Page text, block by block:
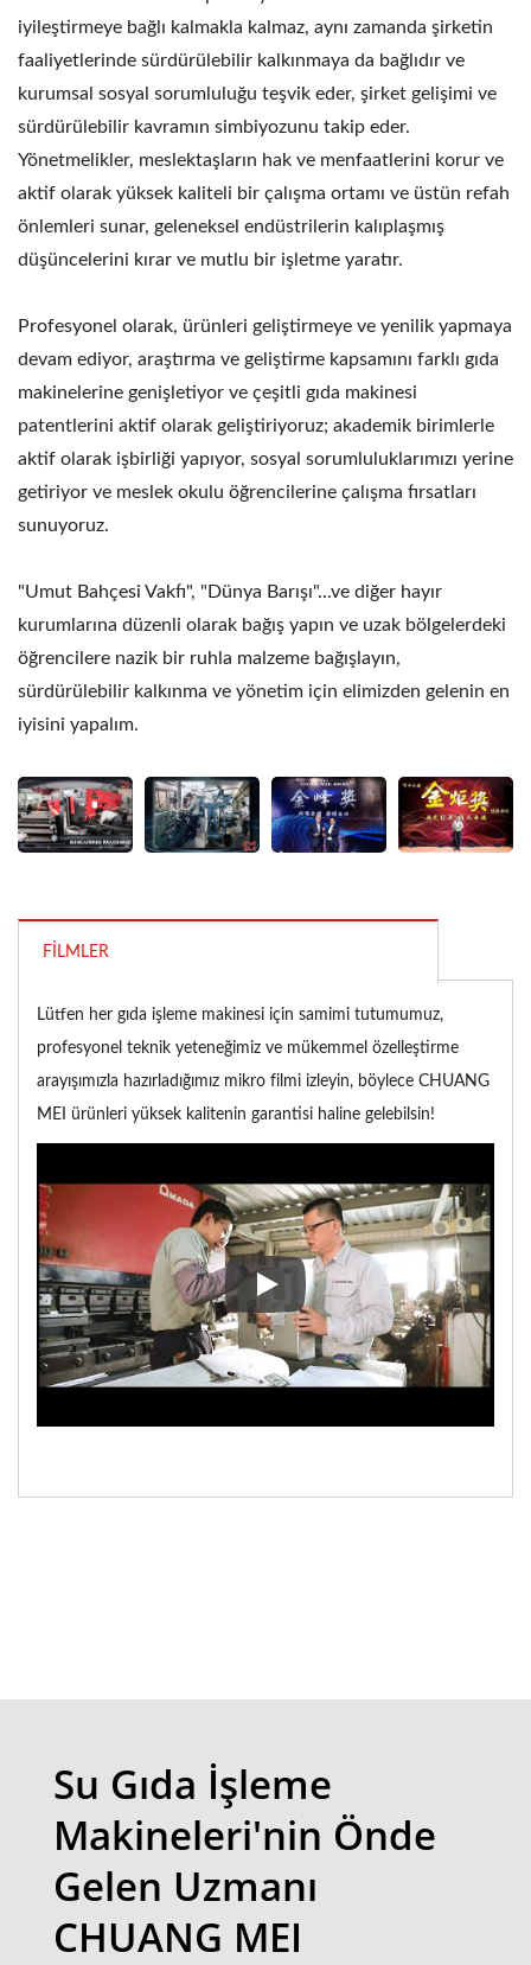
iyileştirmeye bağlı kalmakla kalmaz, aynı zamanda şirketin
faaliyetlerinde sürdürülebilir kalkınmaya da bağlıdır ve
kurumsal sosyal sorumluluğu teşvik eder, şirket gelişimi ve
sürdürülebilir kavramın simbiyozunu takip eder.
Yönetmelikler, meslektaşların hak ve menfaatlerini korur ve
aktif olarak yüksek kaliteli bir çalışma ortamı ve üstün refah
önlemleri sunar, geleneksel endüstrilerin kalıplaşmış
düşüncelerini kırar ve mutlu bir işletme yaratır.
Profesyonel olarak, ürünleri geliştirmeye ve yenilik yapmaya
devam ediyor, araştırma ve geliştirme kapsamını farklı gıda
makinelerine genişletiyor ve çeşitli gıda makinesi
patentlerini aktif olarak geliştiriyoruz; akademik birimlerle
aktif olarak işbirliği yapıyor, sosyal sorumluluklarımızı yerine
getiriyor ve meslek okulu öğrencilerine çalışma fırsatları
sunuyoruz.
"Umut Bahçesi Vakfı", "Dünya Barışı"...ve diğer hayır
kurumlarına düzenli olarak bağış yapın ve uzak bölgelerdeki
öğrencilere nazik bir ruhla malzeme bağışlayın,
sürdürülebilir kalkınma ve yönetim için elimizden gelenin en
iyisini yapalım.
FILMLER
Lütfen her gıda işleme makinesi için samimi tutumumuz,
profesyonel teknik yeteneğimiz ve mükemmel özelleştirme
arayışımızla hazırladığımız mikro filmi izleyin, böylece CHUANG
MEI ürünleri yüksek kalitenin garantisi haline gelebilsin!
Lütfen her gıda işleme
Su Gıda İşleme
Makineleri'nin Önde
Gelen Uzmanı
CHUANG MEI